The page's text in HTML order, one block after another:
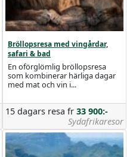
Bröllopsresa med vingårdar,
safari & bad
En oförglömlig bröllopsresa
som kombinerar härliga dagar
med mat och vin i...
15 dagars resa fr 33 900:-
Sydafrikaresor